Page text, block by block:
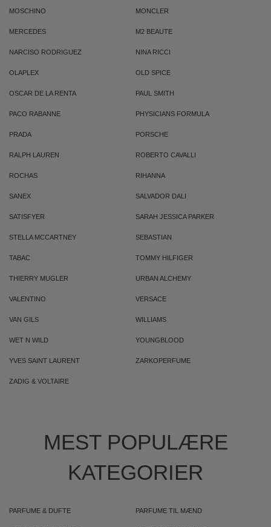
MOSCHINO MONCLER
MERCEDES M2 BEAUTE
NARCISO RODRIGUEZ NINA RICCI
OLAPLEX OLD SPICE
OSCAR DE LA RENTA PAUL SMITH
PACO RABANNE PHYSICIANS FORMULA
PRADA PORSCHE
RALPH LAUREN ROBERTO CAVALLI
ROCHAS RIHANNA
SANEX SALVADOR DALI
SATISFYER SARAH JESSICA PARKER
STELLA MCCARTNEY SEBASTIAN
TABAC TOMMY HILFIGER
THIERRY MUGLER URBAN ALCHEMY
VALENTINO VERSACE
VAN GILS WILLIAMS
WET N WILD YOUNGBLOOD
YVES SAINT LAURENT ZARKOPERFUME
ZADIG & VOLTAIRE
MEST POPULÆRE
KATEGORIER
PARFUME & DUFTE PARFUME TIL MÆND